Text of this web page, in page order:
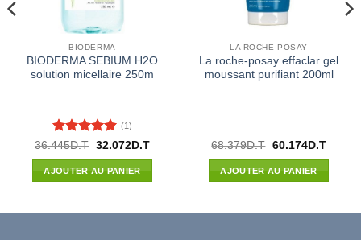
BIODERMA
BIODERMA SEBIUM H2O
solution micellaire 250m
Note5 sur
5
(1)
36.445D.T Le
initial
était :
36.445D.T.
32.072D.TLe
32.072D.T.
AJOUTER AU PANIER
LA ROCHE-POSAY
La roche-posay effaclar gel
moussant purifiant 200ml
68.379D.T Le
initial
était :
68.379D.T.
60.174D.TLe
AJOUTER AU PANIER